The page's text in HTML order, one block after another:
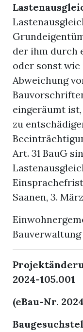
der ihm durch
oder sonst
Abweichung
eingeräumt
zu
Art. 31 BauG
Saanen, 3.
Bauverwaltung
2024-105.001
(eBau-Nr.